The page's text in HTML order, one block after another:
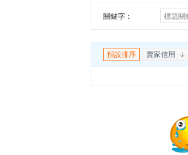
關鍵字：
預設排序 賣家信用